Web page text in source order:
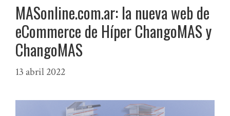
MASonline.com.ar: la nueva web de
eCommerce de Híper ChangoMAS y
ChangoMAS
13 abril 2022